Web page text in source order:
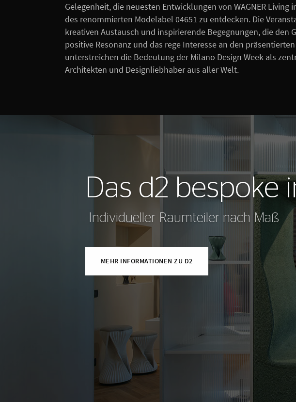
Gelegenheit, die neuesten Entwicklungen von WAGNER
des renommierten Modelabel 04651 zu entdecken. Die
kreativen Austausch und inspirierende Begegnungen, die den
positive Resonanz und das rege Interesse an den
unterstreichen die Bedeutung der Milano Design Week als
Architekten und Designliebhaber aus aller Welt.
Das d2 bespoke
Individueller Raumteiler nach Maß
MEHR INFORMATIONEN ZU D2